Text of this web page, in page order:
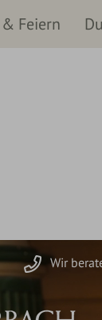
& Feiern
Wir